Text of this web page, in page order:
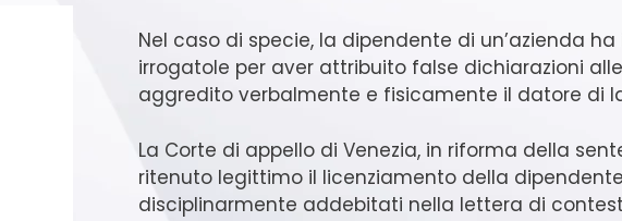
Nel caso di specie, la dipendente di un’azienda
irrogatole per aver attribuito false dichiarazioni
aggredito verbalmente e fisicamente il datore di
La Corte di appello di Venezia, in riforma della
ritenuto legittimo il licenziamento della
disciplinarmente addebitati nella lettera di